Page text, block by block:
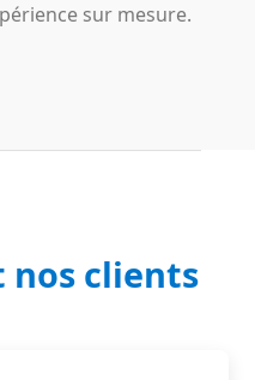
sur mesure.
nos clients